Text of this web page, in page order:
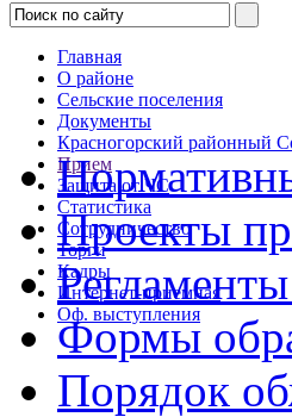
Главная
О районе
Сельские поселения
Документы
Красногорский районный
Прием
Защита от ЧС
Статистика
Сотрудничество
Торги
Кадры
Интернет-приемная
Оф. выступления
Проекты
Формы
Порядок